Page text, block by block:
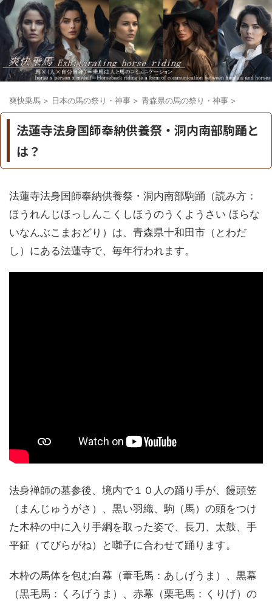
爽快乗馬 > 日本の馬の祭り・神事 > 青森県の馬の祭り・神事 >
法蓮寺法身国師奉納供養祭・洞内南部駒踊と
は？
法蓮寺法身国師奉納供養祭・洞内南部駒踊（読み方：
ほうれんじほっしんこくしほうのうくようさい ほらな
いなんぶこまおどり）は、青森県十和田市（とわだ
し）にある法蓮寺で、毎年行われます。
法身禅師の墓参後、境内で１０人の踊り手が、饅頭笠
（まんじゅうがさ）、黒い羽織、駒（馬）の頭をつけ
た木枠の中に入り手綱を取った姿で、長刀、太鼓、手
平鉦（てびらがね）と囃子に合わせて踊ります。
木枠の馬体を包む白幕（葦毛馬：あしげうま）、黒幕
（黒毛馬：くろげうま）、赤幕（栗毛馬：くりげ）の